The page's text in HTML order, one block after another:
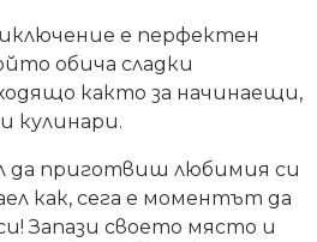
е перфектен
обича сладки
както за начинаещи,
кулинари.
да приготвиш любимия си
как, сега е моментът да
Запази своето място и